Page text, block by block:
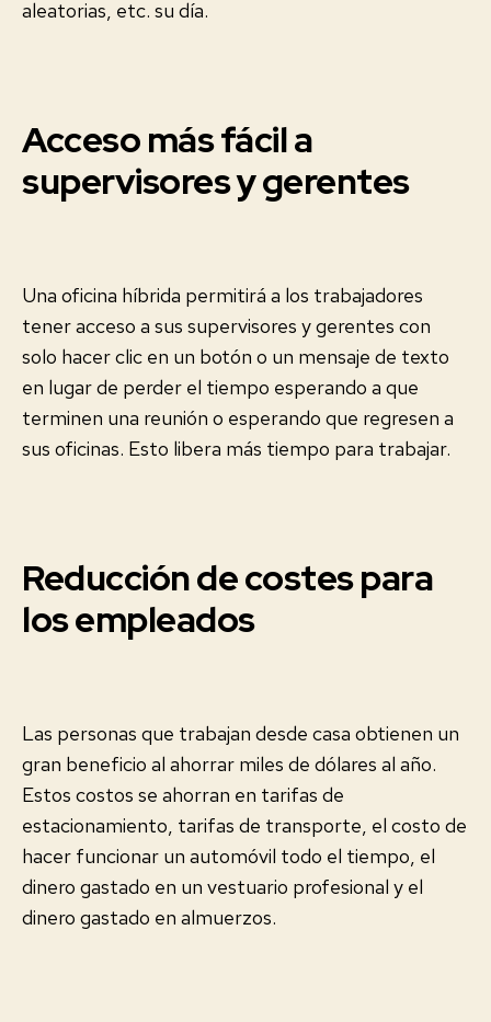
aleatorias, etc. su día.
Acceso más fácil a
supervisores y gerentes
Una oficina híbrida permitirá a los trabajadores
tener acceso a sus supervisores y gerentes con
solo hacer clic en un botón o un mensaje de texto
en lugar de perder el tiempo esperando a que
terminen una reunión o esperando que regresen a
sus oficinas. Esto libera más tiempo para trabajar.
Reducción de costes para
los empleados
Las personas que trabajan desde casa obtienen un
gran beneficio al ahorrar miles de dólares al año.
Estos costos se ahorran en tarifas de
estacionamiento, tarifas de transporte, el costo de
hacer funcionar un automóvil todo el tiempo, el
dinero gastado en un vestuario profesional y el
dinero gastado en almuerzos.